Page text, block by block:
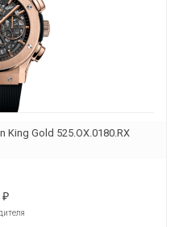
Gold 525.OX.0180.RX
₽